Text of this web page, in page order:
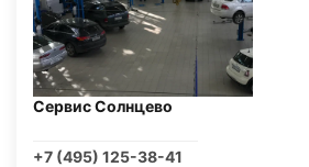
Сервис Солнцево
+7 (495) 125-38-41